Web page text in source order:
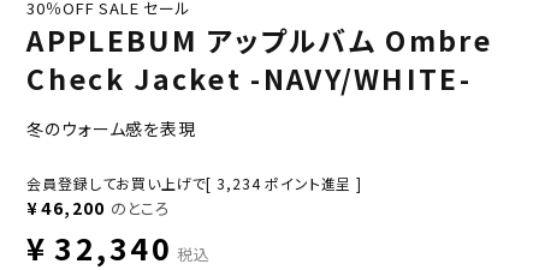
30％OFF SALE セール
APPLEBUM アップルバム Ombre
Check Jacket -NAVY/WHITE-
冬のウォーム感を表現
会員登録してお買い上げで[ 3,234 ポイント進呈 ]
¥46,200 のところ
¥ 32,340 税込